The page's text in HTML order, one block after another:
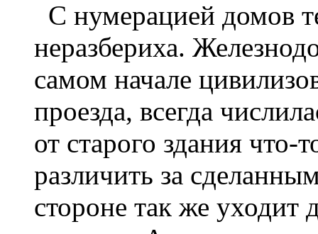
С нумерацией домов
неразбериха.
самом начале
проезда, всегда
от старого здания что-
различить за
стороне так же уходит